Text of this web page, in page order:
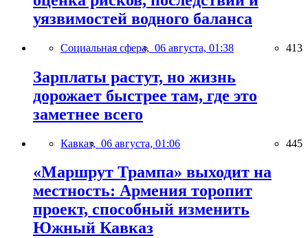
уязвимостей водного баланса
Социальная сфера, 06 августа, 01:38 413
Зарплаты растут, но жизнь
дорожает быстрее там, где это
заметнее всего
Кавказ, 06 августа, 01:06 445
«Маршрут Трампа» выходит на
местность: Армения торопит
проект, способный изменить
Южный Кавказ